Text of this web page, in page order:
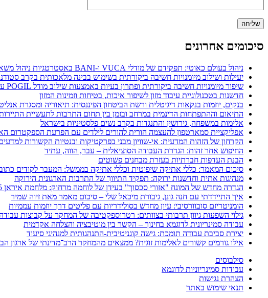
סיכומים אחרונים
ניהול בעולם כאוטי: תפקידם של מודלי VUCA ו-BANI באסטרטגיות ניהול משאבי אנוש
יעילות ושילוב מיומנויות חשיבה ביקורתית בשימוש בבינה מלאכותית בקרב
שיפור מיומנויות חשיבה ביקורתית ופתרון בעיות באמצעות שילוב מודל POGIL עם מפת חשיבה דיגיטלית
חדשנות בטכנולוגיית עיבוד מזון לשיפור איכות, בטיחות וזמינות המזון
בנקים, יוזמות בנקאות דיגיטלית ורשת הביטחון הפיננסית: תיאוריה ומסגרת
התיאום וההתפתחות הדינמית במרחב ובזמן בין תחום התרבות לתעשיית התיירות
אלימות במשפחה, גירושין והתנגדות בקרב נשים פלסטיניות בישראל
אפליקציית סמארטפון להעצמה הורית להורים לילדים עם הפרעת הספקטרום
הקרחון של הזהות המדעית: אי-שוויון מבני בפרקטיקות ובנטיות הקשורות
החיפוש אחר זהות: הגדרת העבודה הסוציאלית – עבר, הווה, עתיד
הבנת העדפות חברתיות בעזרת מבחנים פשוטים
סיכום המאמר: כללי אתיקה שיפוטית וכללי אתיקה בממשל: המעבר לקודים
מנהיגות אתית וחדשנות ירוקה: תפקיד התיווך של התרבות הארגונית הירוקה
הגדרה מחדש של המונח "אזורי סכסוך" בעידן של לוחמה מרחוק: מלחמת איראן 2025–2026 כמקרה בוחן
איך התיידדתי עם חנה גונן, גיבורת מיכאל שלי – סיכום מאמר מאת זיוה שמיר
הומניטריזם סובוורסיבי: עיון מחדש בסולידריות עם פליטים דרך יוזמות עממיות
גילוי השפעות גיוון תרבותי בצוותים: רטרוספקטיבה של המחקר על קבוצות
עבודה סמינריונית לדוגמא בחינוך – הקשר בין מוטיבציה והצלחה אקדמית
יצירת סביבת עבודה תומכת: גישה קוגניטיבית-התנהגותית למנהיגי סיעוד
אילו גורמים קשורים לאלימות זוגית? ממצאים מהמחקר הרב־מדינתי של ארגון
סילבוסים
עבודות סמינריוניות לדוגמא
הצהרת נגישות
תנאי שימוש באתר